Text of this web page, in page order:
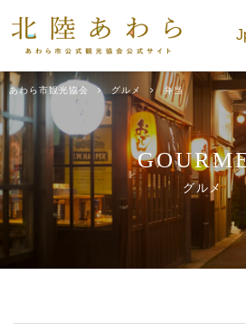
あわら市観光協会 グルメ 弁当
グルメ